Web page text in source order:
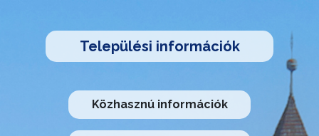
Települési információk
Közhasznú információk